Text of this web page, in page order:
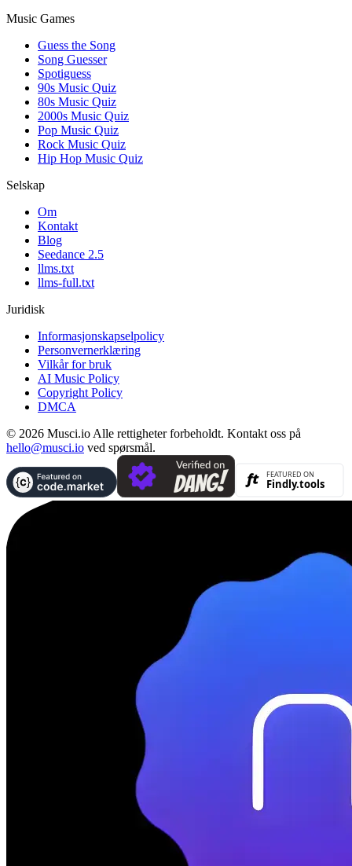
Music Games
Guess the Song
Song Guesser
Spotiguess
90s Music Quiz
80s Music Quiz
2000s Music Quiz
Pop Music Quiz
Rock Music Quiz
Hip Hop Music Quiz
Selskap
Om
Kontakt
Blog
Seedance 2.5
llms.txt
llms-full.txt
Juridisk
Informasjonskapselpolicy
Personvernerklæring
Vilkår for bruk
AI Music Policy
Copyright Policy
DMCA
© 2026 Musci.io Alle rettigheter forbeholdt. Kontakt oss på
hello@musci.io ved spørsmål.